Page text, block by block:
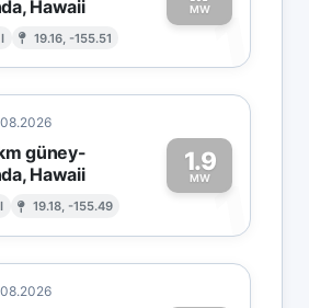
Hawaii
I 19.16, -155.51
MW1
güney-
Hawaii
I 19.18, -155.49
1.9
MW1